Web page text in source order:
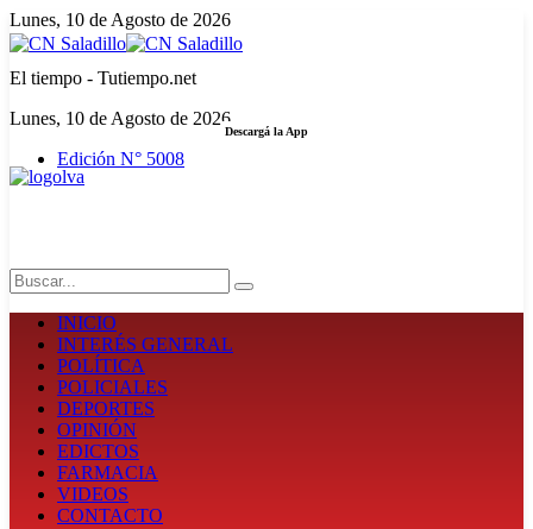
Lunes, 10 de Agosto de 2026
El tiempo - Tutiempo.net
Lunes, 10 de Agosto de 2026
Edición N° 5008
Descargá la App
INICIO
INTERÉS GENERAL
POLÍTICA
POLICIALES
DEPORTES
OPINIÓN
EDICTOS
FARMACIA
VIDEOS
CONTACTO